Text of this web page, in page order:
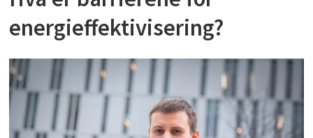
energieffektivisering?